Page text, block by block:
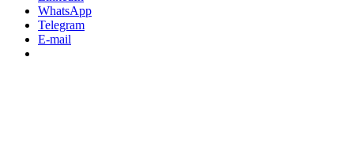
WhatsApp
Telegram
E-mail